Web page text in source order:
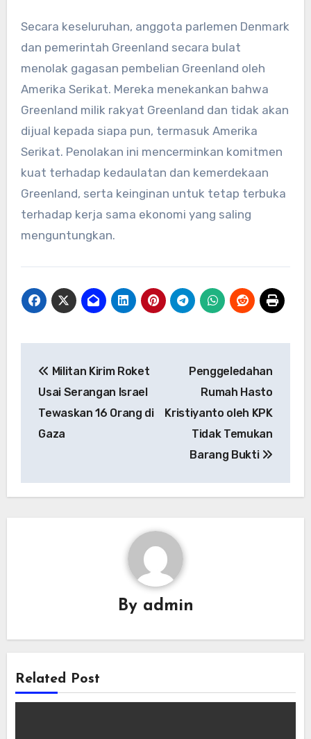
Secara keseluruhan, anggota parlemen Denmark
dan pemerintah Greenland secara bulat
menolak gagasan pembelian Greenland oleh
Amerika Serikat. Mereka menekankan bahwa
Greenland milik rakyat Greenland dan tidak akan
dijual kepada siapa pun, termasuk Amerika
Serikat. Penolakan ini mencerminkan komitmen
kuat terhadap kedaulatan dan kemerdekaan
Greenland, serta keinginan untuk tetap terbuka
terhadap kerja sama ekonomi yang saling
menguntungkan.
pos
Militan Kirim Roket
Usai Serangan Israel
Tewaskan 16 Orang di
Gaza
Penggeledahan
Rumah Hasto
Kristiyanto oleh KPK
Tidak Temukan
Barang Bukti
By admin
Related Post